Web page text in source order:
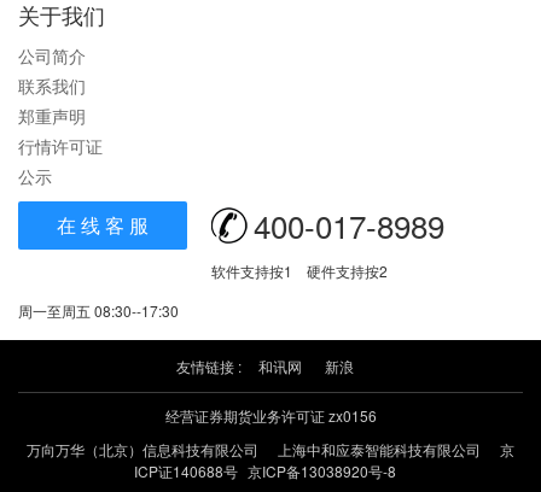
关于我们
公司简介
联系我们
郑重声明
行情许可证
公示
在 线 客 服 400-017-8989
软件支持按1 硬件支持按2
周一至周五 08:30--17:30
友情链接 : 和讯网 新浪
经营证券期货业务许可证 zx0156
万向万华（北京）信息科技有限公司
上海中和应泰智能科技有限公司
京
ICP证140688号 京ICP备13038920号-8